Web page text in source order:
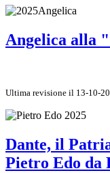
Angelica alla
Ultima revisione il 13-10-
Dante, il
Pietro Edo da